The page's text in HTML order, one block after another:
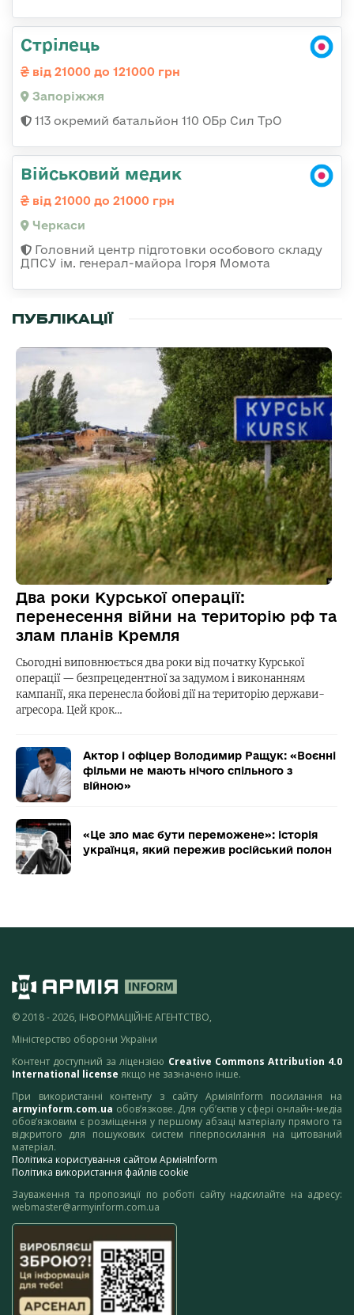
Стрілець
від 21000 до 121000 грн
Запоріжжя
113 окремий батальйон 110 ОБр Сил ТрО
Військовий медик
від 21000 до 21000 грн
Черкаси
Головний центр підготовки особового складу
ДПСУ ім. генерал-майора Ігоря Момота
ПУБЛІКАЦІЇ
Два роки Курської операції:
перенесення війни на територію рф та
злам планів Кремля
Сьогодні виповнюється два роки від початку Курської
операції — безпрецедентної за задумом і виконанням
кампанії, яка перенесла бойові дії на територію держави-
агресора. Цей крок…
Актор і офіцер Володимир Ращук: «Воєнні
фільми не мають нічого спільного з
війною»
«Це зло має бути переможене»: історія
українця, який пережив російський полон
© 2018 - 2026, ІНФОРМАЦІЙНЕ АГЕНТСТВО,
Міністерство оборони України
Контент доступний за ліцензією Creative Commons Attribution 4.0
International license якщо не зазначено інше.
При використанні контенту з сайту АрміяInform посилання на
armyinform.com.ua обов’язкове. Для суб’єктів у сфері онлайн-медіа
обов’язковим є розміщення у першому абзаці матеріалу прямого та
відкритого для пошукових систем гіперпосилання на цитований
матеріал.
Політика користування сайтом АрміяInform
Політика використання файлів cookie
Зауваження та пропозиції по роботі сайту надсилайте на адресу:
webmaster@armyinform.com.ua